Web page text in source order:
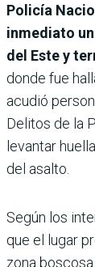
Policía
inmediato
del Este y
donde fue
acudió
Delitos de la
levantar
del asalto.
Según los
que el lugar
zona boscosa.